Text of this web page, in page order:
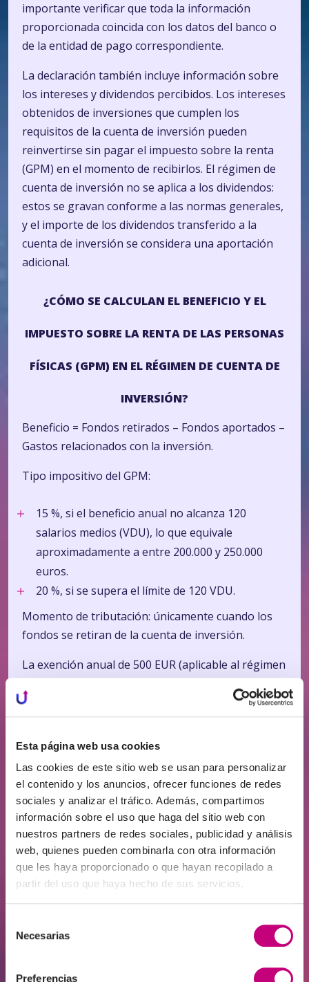
Esta página web usa cookies
Las cookies de este sitio web se usan para personalizar
el contenido y los anuncios, ofrecer funciones de redes
sociales y analizar el tráfico. Además, compartimos
información sobre el uso que haga del sitio web con
nuestros partners de redes sociales, publicidad y análisis
web, quienes pueden combinarla con otra información
que les haya proporcionado o que hayan recopilado a
partir del uso que haya hecho de sus servicios.
Necesarias
Preferencias
importante verificar que toda la información
proporcionada coincida con los datos del banco o
de la entidad de pago correspondiente.
La declaración también incluye información sobre
los intereses y dividendos percibidos. Los intereses
obtenidos de inversiones que cumplen los
requisitos de la cuenta de inversión pueden
reinvertirse sin pagar el impuesto sobre la renta
(GPM) en el momento de recibirlos. El régimen de
cuenta de inversión no se aplica a los dividendos:
estos se gravan conforme a las normas generales,
y el importe de los dividendos transferido a la
cuenta de inversión se considera una aportación
adicional.
¿CÓMO SE CALCULAN EL BENEFICIO Y EL
IMPUESTO SOBRE LA RENTA DE LAS PERSONAS
FÍSICAS (GPM) EN EL RÉGIMEN DE CUENTA DE
INVERSIÓN?
Beneficio = Fondos retirados – Fondos aportados –
Gastos relacionados con la inversión.
Tipo impositivo del GPM:
15 %, si el beneficio anual no alcanza 120
salarios medios (VDU), lo que equivale
aproximadamente a entre 200.000 y 250.000
euros.
20 %, si se supera el límite de 120 VDU.
Momento de tributación: únicamente cuando los
fondos se retiran de la cuenta de inversión.
La exención anual de 500 EUR (aplicable al régimen
de inversión.
Aportado: 10.000 €
Retirado: 15.000 €
Gastos: 500 €
Beneficio = 4.500 €, que se grava con un GPM del
15 %, resultando en un impuesto de 675 €.
ASPECTOS IMPORTANTES ADICIONALES
Puede tener más de una cuenta de inversión,
pero todas deben declararse por separado.